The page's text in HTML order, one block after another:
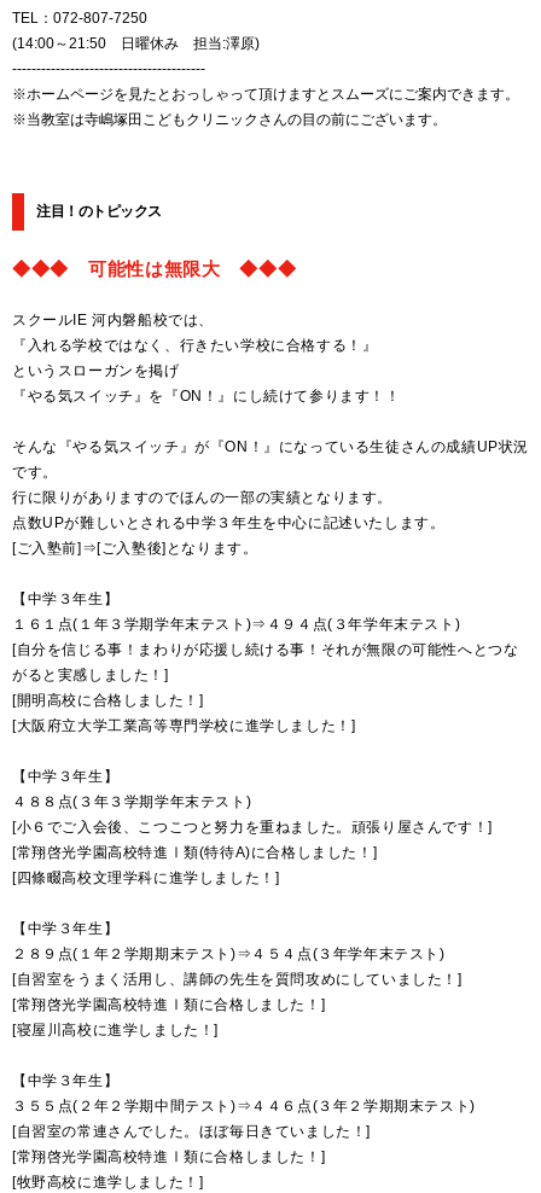
TEL：072-807-7250
(14:00～21:50 日曜休み 担当:澤原)
----------------------------------------
※ホームページを見たとおっしゃって頂けますとスムーズにご案内できます。
※当教室は寺嶋塚田こどもクリニックさんの目の前にございます。
注目！のトピックス
◆◆◆ 可能性は無限大 ◆◆◆
スクールIE 河内磐船校では、
『入れる学校ではなく、行きたい学校に合格する！』
というスローガンを掲げ
『やる気スイッチ』を『ON！』にし続けて参ります！！
そんな『やる気スイッチ』が『ON！』になっている生徒さんの成績UP状況
です。
行に限りがありますのでほんの一部の実績となります。
点数UPが難しいとされる中学３年生を中心に記述いたします。
[ご入塾前]⇒[ご入塾後]となります。
【中学３年生】
１６１点(１年３学期学年末テスト)⇒４９４点(３年学年末テスト)
[自分を信じる事！まわりが応援し続ける事！それが無限の可能性へとつな
がると実感しました！]
[開明高校に合格しました！]
[大阪府立大学工業高等専門学校に進学しました！]
【中学３年生】
４８８点(３年３学期学年末テスト)
[小６でご入会後、こつこつと努力を重ねました。頑張り屋さんです！]
[常翔啓光学園高校特進Ⅰ類(特待A)に合格しました！]
[四條畷高校文理学科に進学しました！]
【中学３年生】
２８９点(１年２学期期末テスト)⇒４５４点(３年学年末テスト)
[自習室をうまく活用し、講師の先生を質問攻めにしていました！]
[常翔啓光学園高校特進Ⅰ類に合格しました！]
[寝屋川高校に進学しました！]
【中学３年生】
３５５点(２年２学期中間テスト)⇒４４６点(３年２学期期末テスト)
[自習室の常連さんでした。ほぼ毎日きていました！]
[常翔啓光学園高校特進Ⅰ類に合格しました！]
[牧野高校に進学しました！]